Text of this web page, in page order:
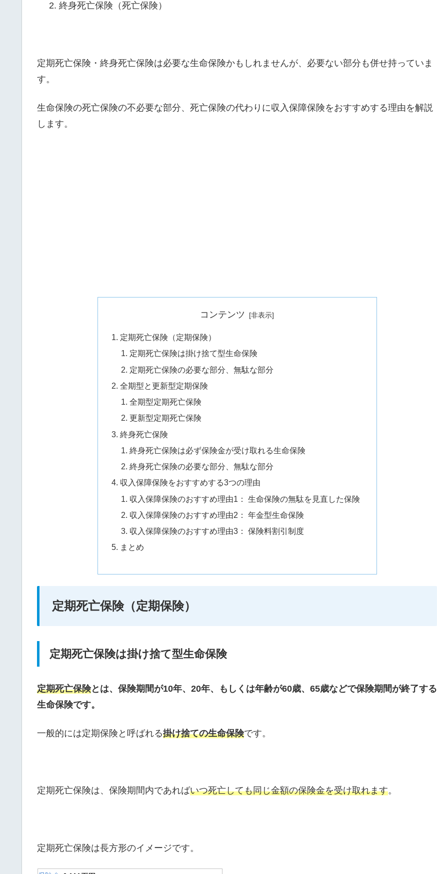
終身死亡保険（死亡保険）
定期死亡保険・終身死亡保険は必要な生命保険かもしれませんが、必要ない部分も併せ持っていま
す。
生命保険の死亡保険の不必要な部分、死亡保険の代わりに収入保障保険をおすすめする理由を解説
します。
コンテンツ
定期死亡保険（定期保険）
定期死亡保険は掛け捨て型生命保険
定期死亡保険の必要な部分、無駄な部分
全期型と更新型定期保険
全期型定期死亡保険
更新型定期死亡保険
終身死亡保険
終身死亡保険は必ず保険金が受け取れる生命保険
終身死亡保険の必要な部分、無駄な部分
収入保障保険をおすすめする3つの理由
収入保障保険のおすすめ理由1： 生命保険の無駄を見直した保険
収入保障保険のおすすめ理由2： 年金型生命保険
収入保障保険のおすすめ理由3： 保険料割引制度
まとめ
定期死亡保険（定期保険）
定期死亡保険は掛け捨て型生命保険
定期死亡保険とは、保険期間が10年、20年、もしくは年齢が60歳、65歳などで保険期間が終了する
生命保険です。
一般的には定期保険と呼ばれる掛け捨ての生命保険です。
定期死亡保険は、保険期間内であればいつ死亡しても同じ金額の保険金を受け取れます。
定期死亡保険は長方形のイメージです。